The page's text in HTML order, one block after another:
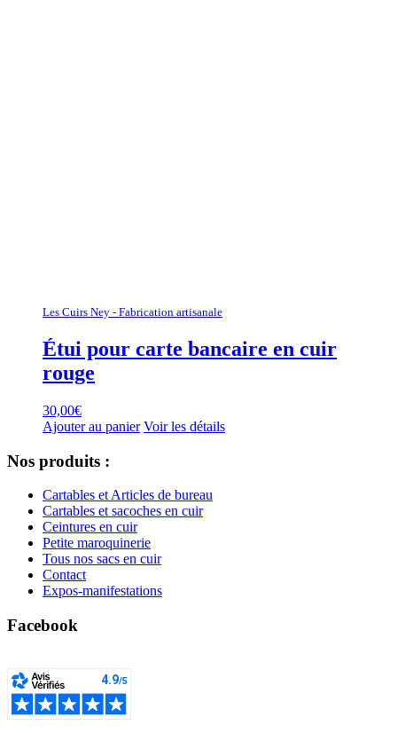
Les Cuirs Ney - Fabrication artisanale
Étui pour carte bancaire en cuir
rouge
30,00€
Ajouter au panier Voir les détails
Nos produits :
Cartables et Articles de bureau
Cartables et sacoches en cuir
Ceintures en cuir
Petite maroquinerie
Tous nos sacs en cuir
Contact
Expos-manifestations
Facebook